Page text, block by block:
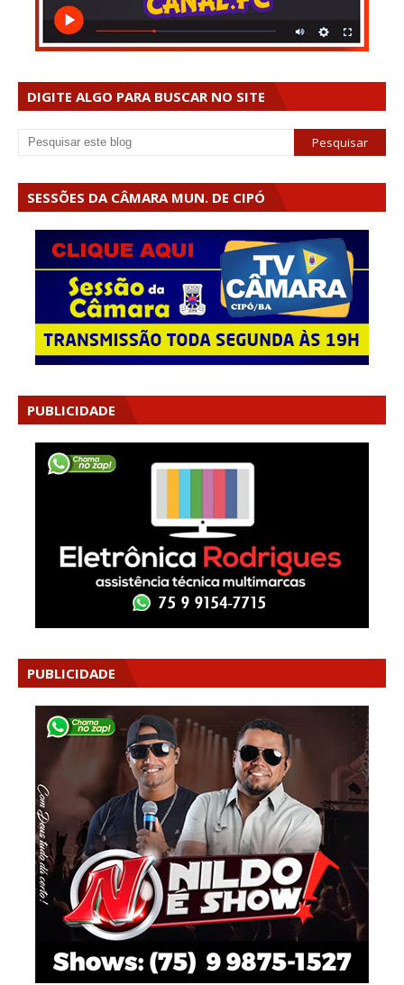
DIGITE ALGO PARA BUSCAR NO SITE
SESSÕES DA CÂMARA MUN. DE CIPÓ
PUBLICIDADE
PUBLICIDADE